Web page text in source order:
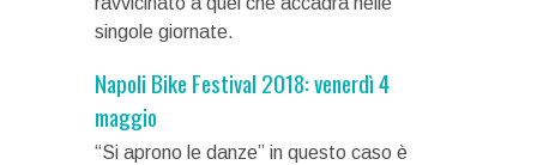
singole giornate.
Napoli Bike Festival 2018: venerdì 4
maggio
“Si aprono le danze” in questo caso è